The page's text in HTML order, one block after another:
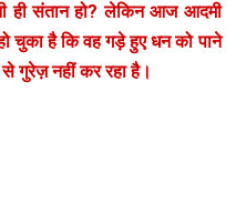
ही संतान हो? लेकिन आज आदमी
चुका है कि वह गड़े हुए धन को पाने
गुरेज़ नहीं कर रहा है।